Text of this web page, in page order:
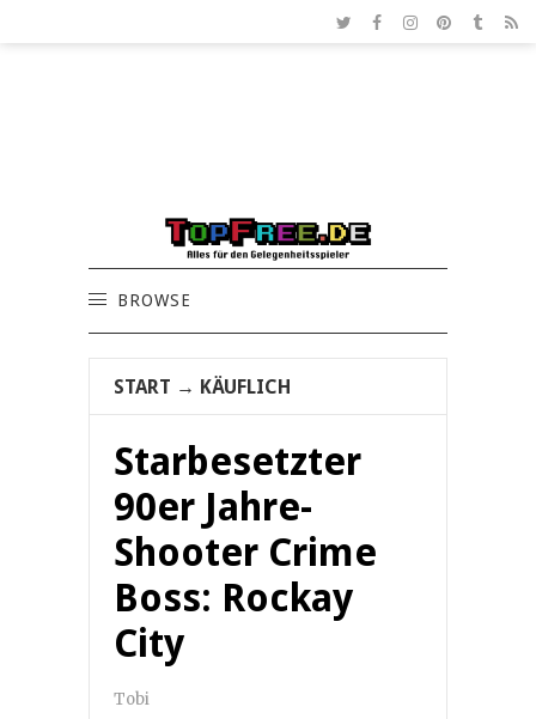
BROWSE
START → KÄUFLICH
Starbesetzter
90er Jahre-
Shooter Crime
Boss: Rockay
City
Tobi